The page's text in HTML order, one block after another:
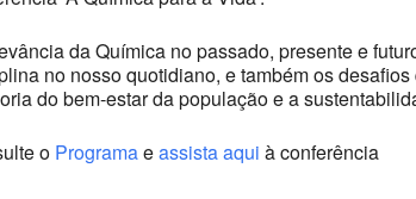
da Química no passado, presente e
no nosso quotidiano, e também os
do bem-estar da população e a
o Programaeassista aqui à conferência